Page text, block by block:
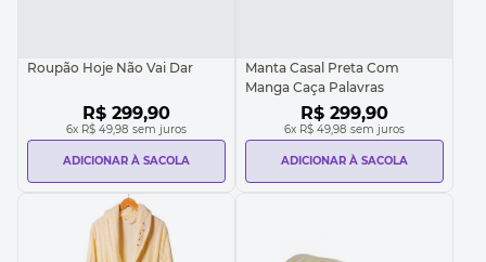
Roupão Hoje Não Vai Dar
R$ 299,90
6x R$ 49,98 sem juros
ADICIONAR À SACOLA
Manta Casal Preta Com
Manga Caça Palavras
R$ 299,90
6x R$ 49,98 sem juros
ADICIONAR À SACOLA